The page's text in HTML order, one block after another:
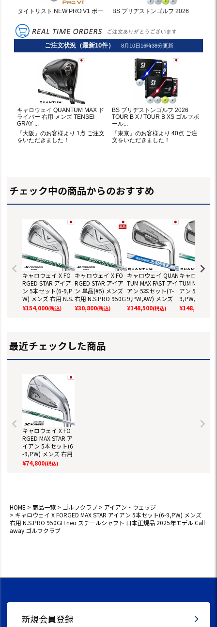
チェック中の商品からのおすすめ
キャロウェイ X FO
RGED STAR アイア
ン 5本セット(6-9,P
W) メンズ 右用 N.S.
PRO 950GH neo ス
チールシャフト 日
¥154,000(税込)
キャロウェイ X FO
RGED STAR アイア
ン 単品(#5) メンズ
右用 N.S.PRO 950G
H neo スチールシャ
フト 日本正規品 20
¥30,800(税込)
キャロウェイ QUAN
TUM MAX FAST アイ
アン 5本セット(7-
9,PW,AW) メンズ
右用 N.S.PRO 950G
H neo スチールシャ
¥148,500(税込)
キャロウェイ
TUM MAX
アン 5本セッ
9,PW,AW) メ
右用 N.S.PRO
H neo スチー
¥148,500
最近チェックした商品
キャロウェイ X FO
RGED MAX STAR ア
イアン 5本セット(6
-9,PW) メンズ 右用
N.S.PRO 950GH ne
o スチールシャフト
¥74,800(税込)
HOME 商品一覧 ゴルフクラブ
アイアン・ウェッジ
キャロウェイ X FORGED MAX STAR アイアン 5本セット(6-9,PW) メンズ
右用 N.S.PRO 950GH neo スチールシャフト 日本正規品 2025年モデル Call
away ゴルフクラブ
新規会員登録